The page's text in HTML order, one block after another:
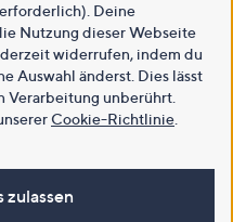
Deine
Nutzung dieser Webseite
widerrufen, indem du
Auswahl änderst. Dies lässt
Verarbeitung unberührt.
Cookie-Richtlinie
zulassen